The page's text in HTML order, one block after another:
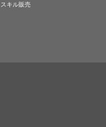
スキル販売